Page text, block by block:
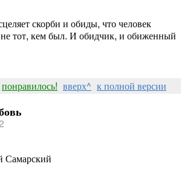
скорби и обиды, что человек
тот, кем был. И обидчик, и обиженный
понравилось! вверх^ к полной версии
Самарский